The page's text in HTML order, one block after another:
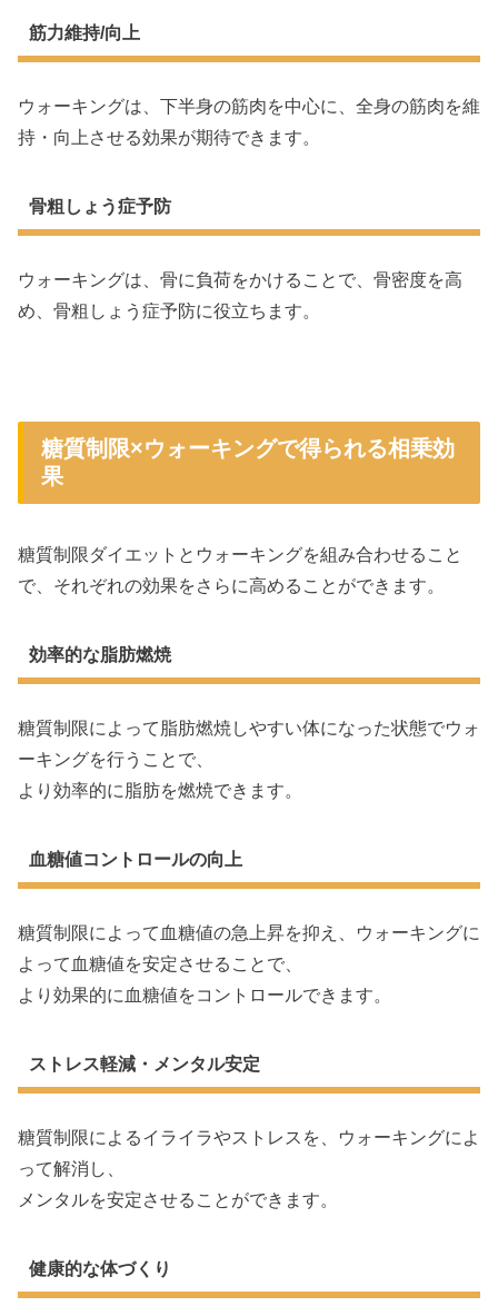
筋力維持/向上
ウォーキングは、下半身の筋肉を中心に、全身の筋肉を維
持・向上させる効果が期待できます。
骨粗しょう症予防
ウォーキングは、骨に負荷をかけることで、骨密度を高
め、骨粗しょう症予防に役立ちます。
糖質制限×ウォーキングで得られる相乗効
果
糖質制限ダイエットとウォーキングを組み合わせること
で、それぞれの効果をさらに高めることができます。
効率的な脂肪燃焼
糖質制限によって脂肪燃焼しやすい体になった状態でウォ
ーキングを行うことで、
より効率的に脂肪を燃焼できます。
血糖値コントロールの向上
糖質制限によって血糖値の急上昇を抑え、ウォーキングに
よって血糖値を安定させることで、
より効果的に血糖値をコントロールできます。
ストレス軽減・メンタル安定
糖質制限によるイライラやストレスを、ウォーキングによ
って解消し、
メンタルを安定させることができます。
健康的な体づくり